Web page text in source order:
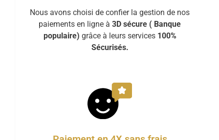
Nous avons choisi de confier la gestion de nos
paiements en ligne à 3D sécure ( Banque
populaire) grâce à leurs services 100%
Sécurisés.